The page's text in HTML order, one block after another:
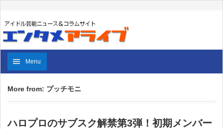
Menu
More from: プッチモニ
ハロプロのサブスク解禁第3弾！初期メンバー